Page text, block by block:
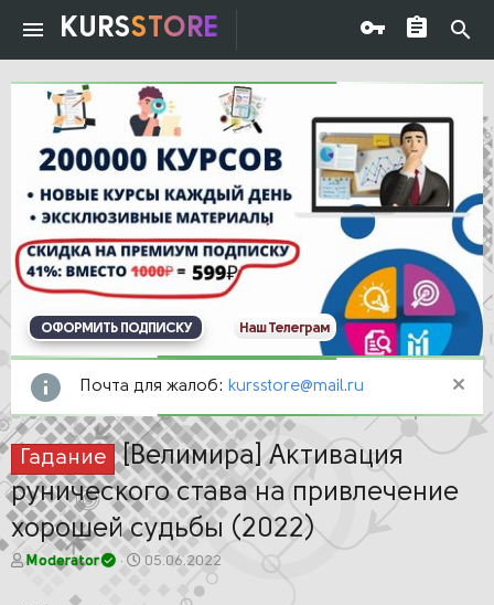
KURSSTORE
ОФОРМИТЬ ПОДПИСКУ Наш Телеграм
Почта для жалоб: kursstore@mail.ru
Гадание [Велимира] Активация
рунического става на привлечение
хорошей судьбы (2022)
АModerator
Д
05.06.2022